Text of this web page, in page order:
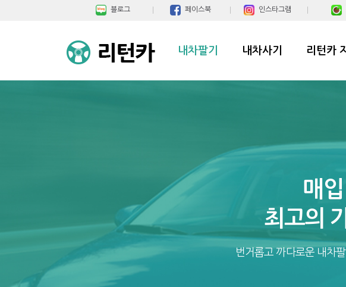
블로그 페이스북 인스타그램
내차팔기 내차사기 리턴카
매
최고의
번거롭고 까다로운 내차